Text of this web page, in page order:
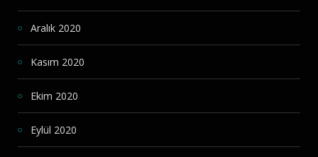
Aralık 2020
Kasım 2020
Ekim 2020
Eylül 2020